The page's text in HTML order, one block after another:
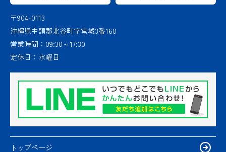
〒904-0113
沖縄県中頭郡北谷町字宮城3番160
営業時間： 09:30～17:30
定休日： 水曜日
トップページ